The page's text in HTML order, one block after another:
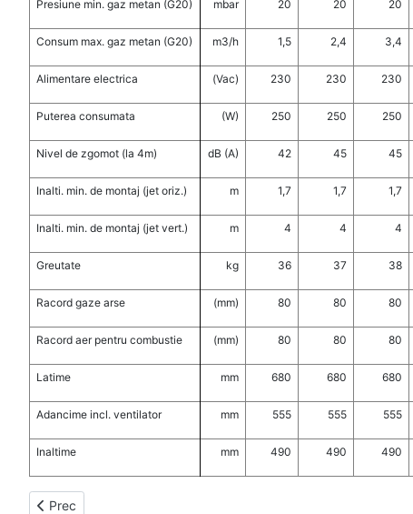
Presiune min. gaz metan (G20) mbar 20 20 20
Consum max. gaz metan (G20) m3/h 1,5 2,4 3,4
Alimentare electrica (Vac) 230 230 230
Puterea consumata (W) 250 250 250
Nivel de zgomot (la 4m) dB (A) 42 45 45
Inalti. min. de montaj (jet oriz.) m 1,7 1,7 1,7
Inalti. min. de montaj (jet vert.) m 4 4 4
Greutate kg 36 37 38
Racord gaze arse (mm) 80 80 80
Racord aer pentru combustie (mm) 80 80 80
Latime mm 680 680 680
Adancime incl. ventilator mm 555 555 555
Inaltime mm 490 490 490
Articol precedent: Generator de aer cald Winterwarm HR 40-150
Prec